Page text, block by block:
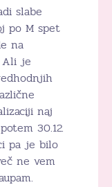
slabe
po M spet
na
Ali je
naj
30.12.
pa je bilo
ne vem